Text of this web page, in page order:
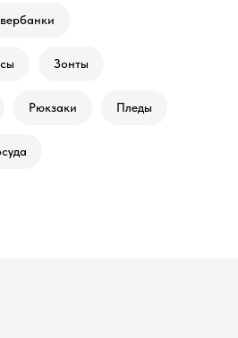
Зонты
Рюкзаки Пледы